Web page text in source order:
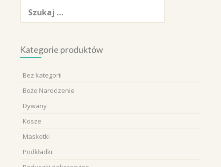
Kategorie produktów
Bez kategorii
Boże Narodzenie
Dywany
Kosze
Maskotki
Podkładki